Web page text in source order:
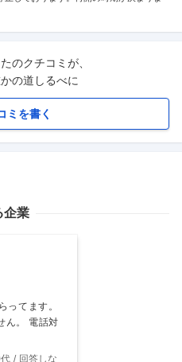
のクチコミが、
の道しるべに
ミを書く
企業
ってます。
ん。 電話対
回答しな